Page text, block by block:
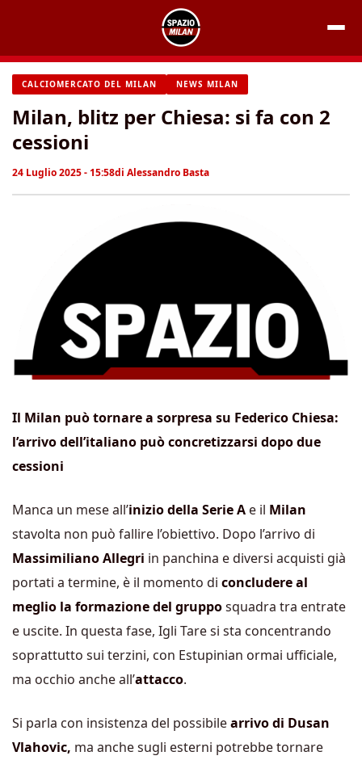
contenuto
CALCIOMERCATO DEL MILAN NEWS MILAN
Milan, blitz per Chiesa: si fa con 2
cessioni
24 Luglio 2025 - 15:58di Alessandro Basta
Il Milan può tornare a sorpresa su Federico Chiesa:
l’arrivo dell’italiano può concretizzarsi dopo due
cessioni
Manca un mese all’inizio della Serie A e il Milan
stavolta non può fallire l’obiettivo. Dopo l’arrivo di
Massimiliano Allegri in panchina e diversi acquisti già
portati a termine, è il momento di concludere al
meglio la formazione del grupposquadra tra entrate
e uscite. In questa fase, Igli Tare si sta concentrando
soprattutto sui terzini, con Estupinian ormai ufficiale,
ma occhio anche all’attacco.
Si parla con insistenza del possibilearrivo di Dusan
Vlahovic, ma anche sugli esterni potrebbe tornare